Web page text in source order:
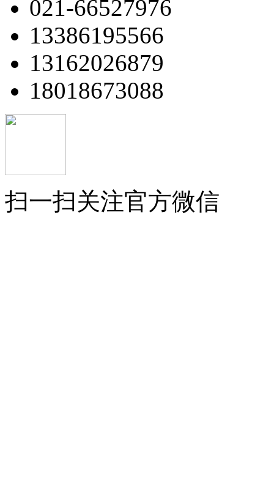
021-66527976
13386195566
13162026879
18018673088
扫一扫关注官方微信